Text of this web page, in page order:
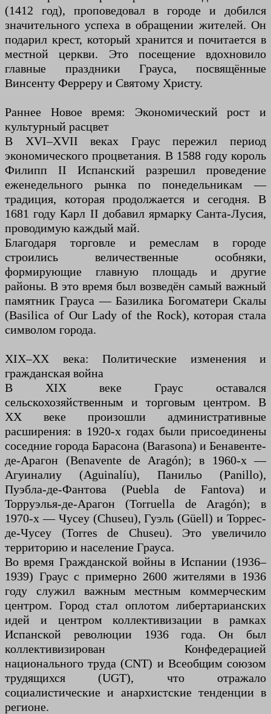
(1412 год), проповедовал в городе и добился
значительного успеха в обращении жителей. Он
подарил крест, который хранится и почитается в
местной церкви. Это посещение вдохновило
главные праздники Грауса, посвящённые
Винсенту Ферреру и Святому Христу.
Раннее Новое время: Экономический рост и
культурный расцвет
В XVI–XVII веках Граус пережил период
экономического процветания. В 1588 году король
Филипп II Испанский разрешил проведение
еженедельного рынка по понедельникам —
традиция, которая продолжается и сегодня. В
1681 году Карл II добавил ярмарку Санта-Лусия,
проводимую каждый май.
Благодаря торговле и ремеслам в городе
строились величественные особняки,
формирующие главную площадь и другие
районы. В это время был возведён самый важный
памятник Грауса — Базилика Богоматери Скалы
(Basilica of Our Lady of the Rock), которая стала
символом города.
XIX–XX века: Политические изменения и
гражданская война
В XIX веке Граус оставался
сельскохозяйственным и торговым центром. В
XX веке произошли административные
расширения: в 1920-х годах были присоединены
соседние города Барасона (Barasona) и Бенавенте-
де-Арагон (Benavente de Aragón); в 1960-х —
Агуиналиу (Aguinalíu), Панильо (Panillo),
Пуэбла-де-Фантова (Puebla de Fantova) и
Торруэлья-де-Арагон (Torruella de Aragón); в
1970-х — Чусеу (Chuseu), Гуэль (Güell) и Торрес-
де-Чусеу (Torres de Chuseu). Это увеличило
территорию и население Грауса.
Во время Гражданской войны в Испании (1936–
1939) Граус с примерно 2600 жителями в 1936
году служил важным местным коммерческим
центром. Город стал оплотом либертарианских
идей и центром коллективизации в рамках
Испанской революции 1936 года. Он был
коллективизирован Конфедерацией
национального труда (CNT) и Всеобщим союзом
трудящихся (UGT), что отражало
социалистические и анархистские тенденции в
регионе.